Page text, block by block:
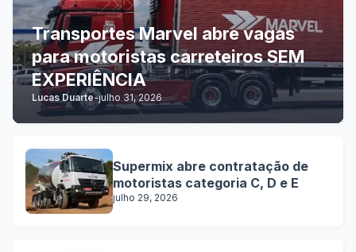
Transportes Marvel abre vagas
para motoristas carreteiros SEM
EXPERIÊNCIA
Lucas Duarte-julho 31, 2026
Supermix abre contratação de
motoristas categoria C, D e E
julho 29, 2026